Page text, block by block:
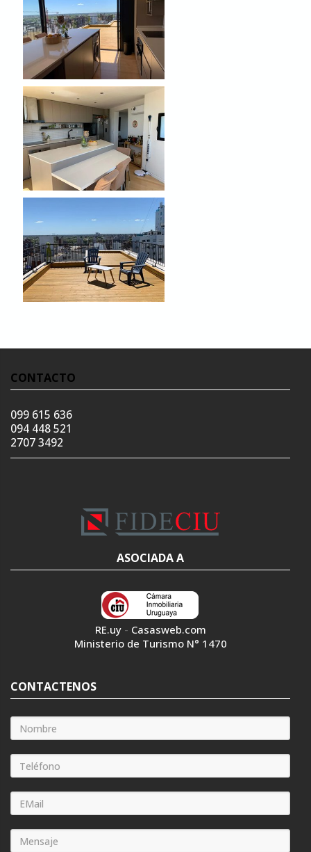
CONTACTO
099 615 636
094 448 521
2707 3492
ASOCIADA A
RE.uy- Casasweb.com
Ministerio de Turismo N° 1470
CONTACTENOS